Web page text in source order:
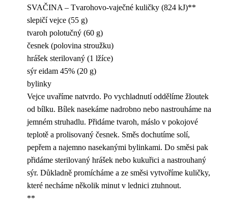
SVAČINA – Tvarohovo-vaječné kuličky (824 kJ)**
slepičí vejce (55 g)
tvaroh polotučný (60 g)
česnek (polovina stroužku)
hrášek sterilovaný (1 lžíce)
sýr eidam 45% (20 g)
bylinky
Vejce uvaříme natvrdo. Po vychladnutí oddělíme žloutek
od bílku. Bílek nasekáme nadrobno nebo nastrouháme na
jemném struhadlu. Přidáme tvaroh, máslo v pokojové
teplotě a prolisovaný česnek. Směs dochutíme solí,
pepřem a najemno nasekanými bylinkami. Do směsi pak
přidáme sterilovaný hrášek nebo kukuřici a nastrouhaný
sýr. Důkladně promícháme a ze směsi vytvoříme kuličky,
které necháme několik minut v lednici ztuhnout.
**